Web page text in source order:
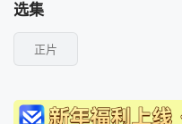
选集
正片